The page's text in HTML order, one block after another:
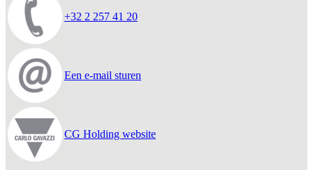
+32 2 257 41 20
Een e-mail sturen
CG Holding website